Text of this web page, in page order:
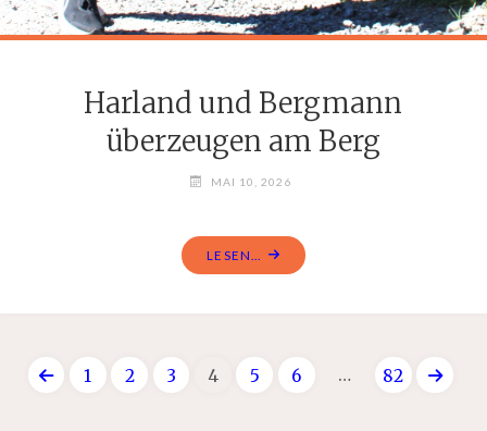
Harland und Bergmann
überzeugen am Berg
MAI 10, 2026
LESEN...
1 2 3 4 5 6 … 82